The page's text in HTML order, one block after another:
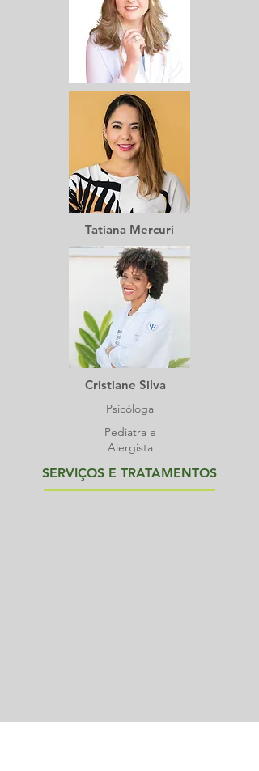
Tatiana Mercuri
Cristiane Silva
Psicóloga
Pediatra e
Alergista
SERVIÇOS E TRATAMENTOS